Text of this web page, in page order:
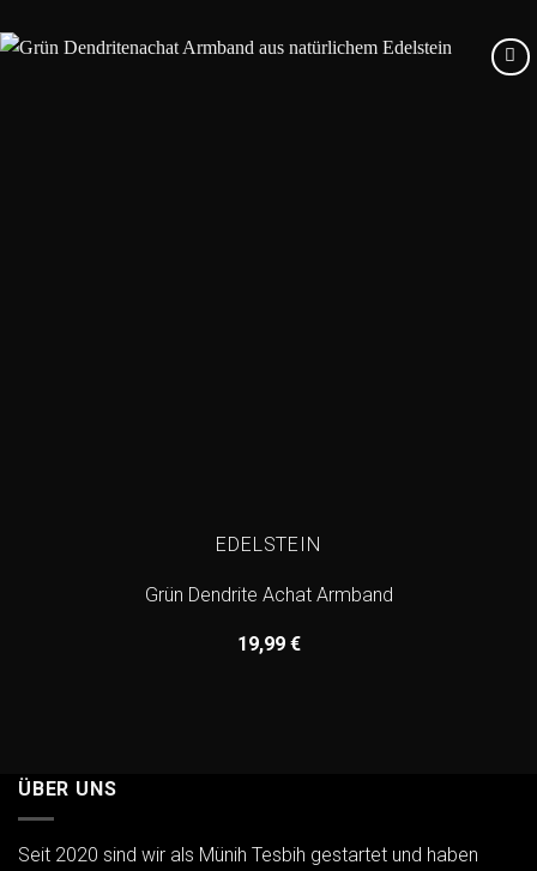
EDELSTEIN
Grün Dendrite Achat Armband
19,99 €
ÜBER UNS
Seit 2020 sind wir als Münih Tesbih gestartet und haben